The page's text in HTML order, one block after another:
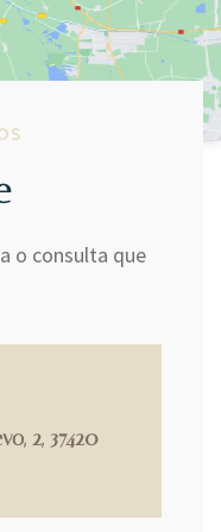
o consulta que
2, 37420